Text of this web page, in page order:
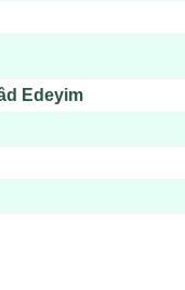
Edeyim